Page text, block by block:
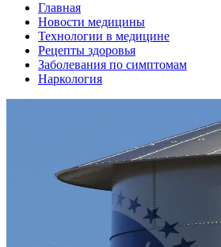
Главная
Новости медицины
Технологии в медицине
Рецепты здоровья
Заболевания по симптомам
Наркология